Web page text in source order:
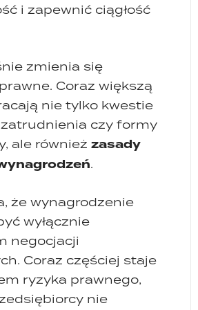
i zapewnić ciągłość
zmienia się
Coraz większą
nie tylko kwestie
czy formy
ale również zasady
.
że wynagrodzenie
wyłącznie
negocjacji
Coraz częściej staje
ryzyka prawnego,
nie